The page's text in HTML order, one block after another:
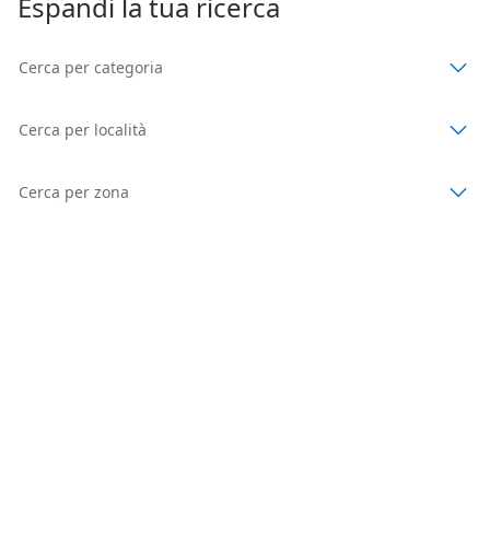
Cerca per categoria
Cerca per località
Cerca per zona